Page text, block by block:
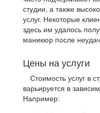
студии, а также
услуг. Некоторые
здесь им удалось
маникюр после
Цены на услуги
Стоимость услуг в
варьируется в
Например: